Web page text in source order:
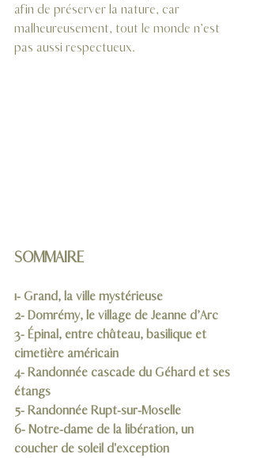
afin de préserver la nature, car
malheureusement, tout le monde n’est
pas aussi respectueux.
SOMMAIRE
1- Grand, la ville mystérieuse
2- Domrémy, le village de Jeanne d’Arc
3- Épinal, entre château, basilique et
cimetière américain
4- Randonnée cascade du Géhard et ses
étangs
5- Randonnée Rupt-sur-Moselle
6- Notre-dame de la libération, un
coucher de soleil d'exception